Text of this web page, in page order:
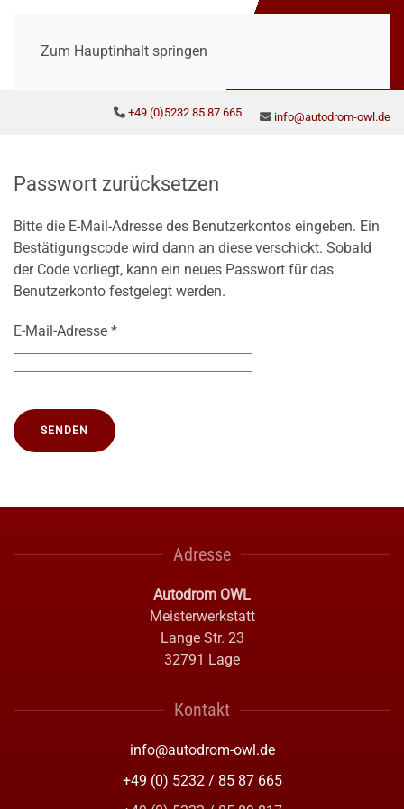
Zum Hauptinhalt springen
+49 (0)5232 85 87 665 info@autodrom-owl.de
Passwort zurücksetzen
Bitte die E-Mail-Adresse des Benutzerkontos eingeben. Ein
Bestätigungscode wird dann an diese verschickt. Sobald
der Code vorliegt, kann ein neues Passwort für das
Benutzerkonto festgelegt werden.
E-Mail-Adresse *
SENDEN
Adresse
Autodrom OWL
Meisterwerkstatt
Lange Str. 23
32791 Lage
Kontakt
info@autodrom-owl.de
+49 (0) 5232 / 85 87 665